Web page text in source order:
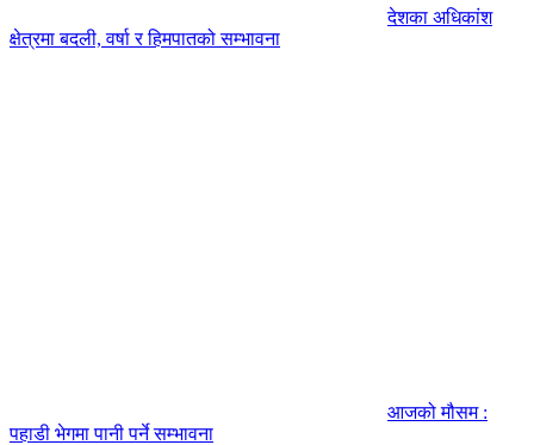
देशका अधिकांश
क्षेत्रमा बदली, वर्षा र हिमपातको सम्भावना
आजको मौसम :
पहाडी भेगमा पानी पर्ने सम्भावना